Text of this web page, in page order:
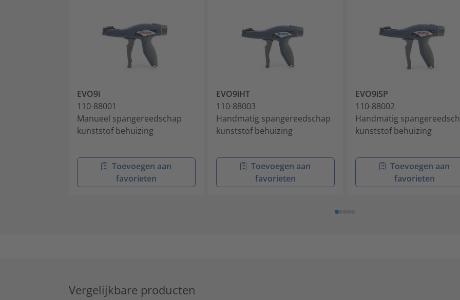
EVO9i
110-88001
Manueel spangereedschap
kunststof behuizing
Toevoegen aan
favorieten
EVO9iHT
110-88003
Handmatig spangereedschap
kunststof behuizing
Toevoegen aan
favorieten
EVO9iSP
110-88002
Handmatig
kunststof behuizing
Toevoegen aan
favorieten
Vergelijkbare producten